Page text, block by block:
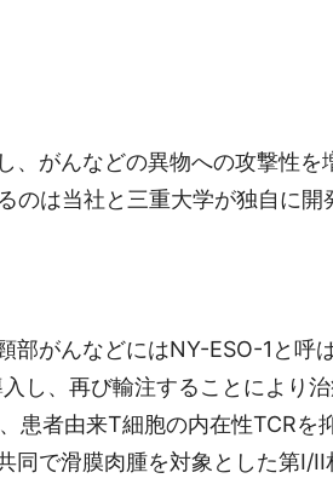
、がんなどの異物への攻撃性を
のは当社と三重大学が独自に開
部がんなどにはNY-ESO-1と呼
し、再び輸注することにより
患者由来T細胞の内在性TCRを
同で滑膜肉腫を対象とした第I/II